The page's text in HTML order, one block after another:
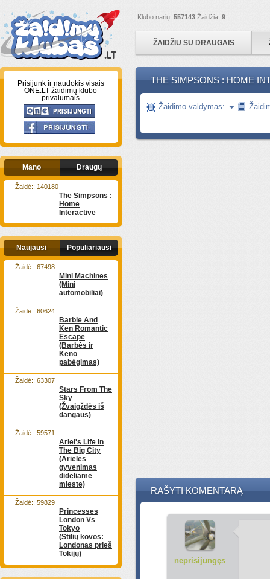
Klubo narių: 557143 Žaidžia: 9
ŽAIDŽIU SU DRAUGAIS
Prisijunk ir naudokis visais
ONE.LT žaidimų klubo
privalumais
Mano Draugų
The Simpsons :
Home
Interactive
Žaidė:: 140180
Naujausi Populiariausi
Mini Machines
(Mini
automobiliai)
Žaidė:: 67498
Barbie And
Ken Romantic
Escape
(Barbės ir
Keno
pabėgimas)
Žaidė:: 60624
Stars From The
Sky
(Žvaigždės iš
dangaus)
Žaidė:: 63307
Ariel's Life In
The Big City
(Arielės
gyvenimas
dideliame
mieste)
Žaidė:: 59571
Princesses
London Vs
Tokyo
(Stilių kovos:
Londonas prieš
Tokijų)
Žaidė:: 59829
THE SIMPSONS : HOME
Žaidimo valdymas:
RAŠYTI KOMENTARĄ
neprisijungęs